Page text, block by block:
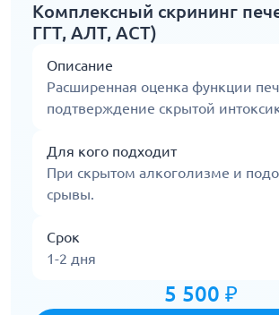
Комплексный скрининг
ГГТ, АЛТ, АСТ)
Описание
Расширенная оценка функции
подтверждение скрытой
Для кого подходит
При скрытом алкоголизме и
срывы.
Срок
1-2 дня
5 500 ₽